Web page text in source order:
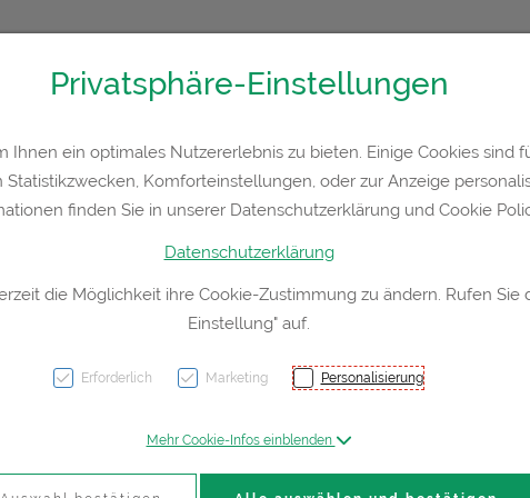
Hautpflege Familie Nahrungsergänzung
Quarz
D12 20g
Privatsphäre-Einstellungen
Ihnen ein optimales Nutzererlebnis zu bieten. Einige Cookies sind
Komforteinstellungen, oder zur Anzeige
finden Sie in unserer Datenschutzerklärung und Cookie
Datenschutzerklärung
die Möglichkeit ihre Cookie-Zustimmung zu ändern. Rufen Sie
Einstellung" auf.
Erforderlich Marketing Personalisierung
Mehr Cookie-Infos einblenden